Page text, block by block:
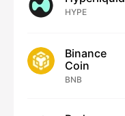
HYPE
Binance
Coin
BNB